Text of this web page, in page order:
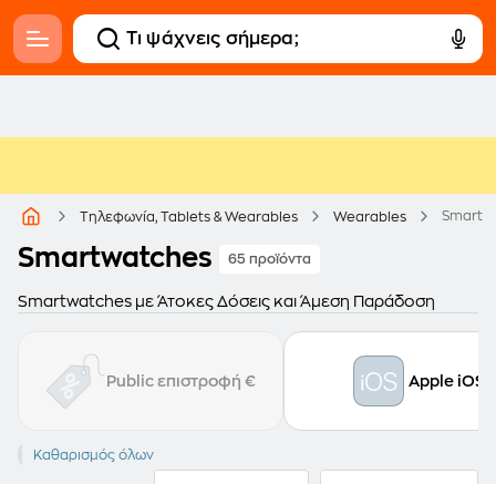
Τηλεφωνία, Tablets & Wearables Wearables
Smartwatches 65 προϊόντα
Smartwatches με Άτοκες Δόσεις και Άμεση Παράδοση
Public επιστροφή € Apple iOS
GARMIN
Καθαρισμός όλων